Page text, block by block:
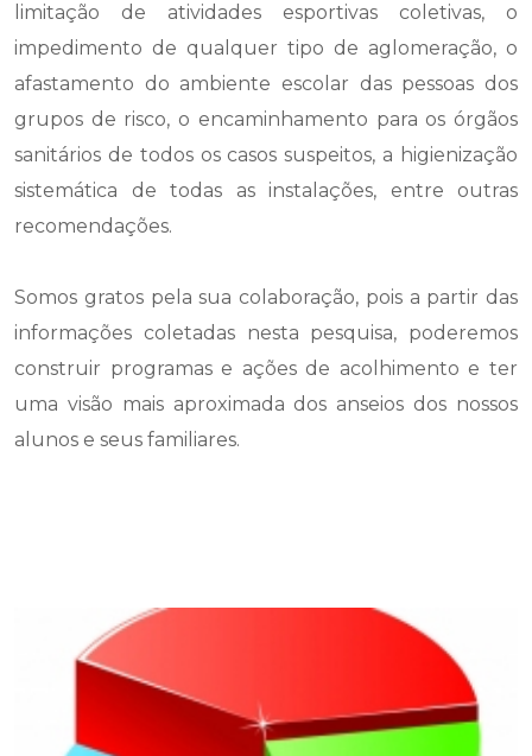
limitação de atividades esportivas coletivas, o
impedimento de qualquer tipo de aglomeração, o
afastamento do ambiente escolar das pessoas dos
grupos de risco, o encaminhamento para os órgãos
sanitários de todos os casos suspeitos, a higienização
sistemática de todas as instalações, entre outras
recomendações.
Somos gratos pela sua colaboração, pois a partir das
informações coletadas nesta pesquisa, poderemos
construir programas e ações de acolhimento e ter
uma visão mais aproximada dos anseios dos nossos
alunos e seus familiares.